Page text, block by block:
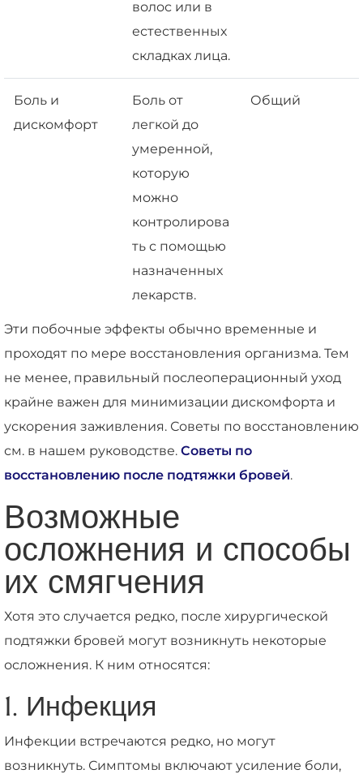
волос или в
естественных
складках лица.
Боль и
дискомфорт
Боль от
легкой до
умеренной,
которую
можно
контролирова
ть с помощью
назначенных
лекарств.
Общий
Эти побочные эффекты обычно временные и
проходят по мере восстановления организма. Тем
не менее, правильный послеоперационный уход
крайне важен для минимизации дискомфорта и
ускорения заживления. Советы по восстановлению
см. в нашем руководстве. Советы по
восстановлению после подтяжки бровей.
Возможные
осложнения и способы
их смягчения
Хотя это случается редко, после хирургической
подтяжки бровей могут возникнуть некоторые
осложнения. К ним относятся:
1. Инфекция
Инфекции встречаются редко, но могут
возникнуть. Симптомы включают усиление боли,